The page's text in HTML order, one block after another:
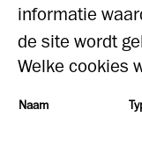
informatie
de site wordt
Welke cookies
Naam